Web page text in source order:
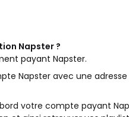
Napster ?
payant Napster.
Napster avec une
votre compte payant